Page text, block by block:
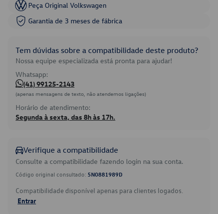
Peça Original Volkswagen
Garantia de 3 meses de fábrica
Tem dúvidas sobre a compatibilidade deste produto?
Nossa equipe especializada está pronta para ajudar!
Whatsapp:
(41) 99125-2143
(apenas mensagens de texto, não atendemos ligações)
Horário de atendimento:
Segunda à sexta, das 8h às 17h.
Verifique a compatibilidade
Consulte a compatibilidade fazendo login na sua conta.
Código original consultado: 5N0881989D
Compatibilidade disponível apenas para clientes logados.
Entrar